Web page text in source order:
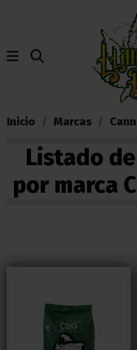
Inicio Marcas
Listado
por marca